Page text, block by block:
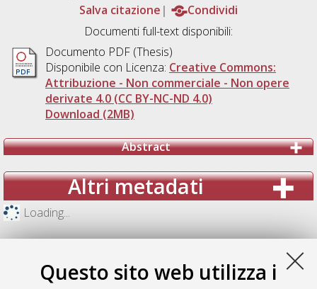
Questo sito web utilizza i
Salva citazione
Condividi
Documenti full-text disponibili:
Documento PDF (Thesis)
Disponibile con Licenza: Creative Commons:
Attribuzione - Non commerciale - Non opere
derivate 4.0 (CC BY-NC-ND 4.0)
Download (2MB)
Abstract
Altri metadati
Loading...